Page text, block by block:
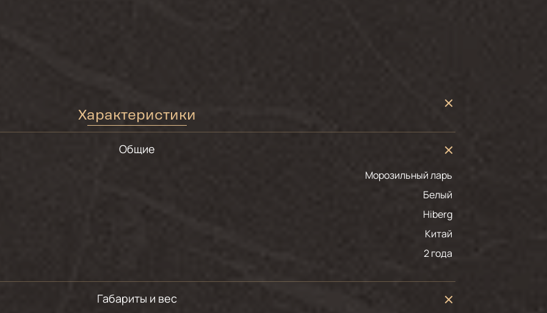
Характеристики
Общие
Морозильный ларь
белый
Hiberg
Китай
2 года
Габариты и вес